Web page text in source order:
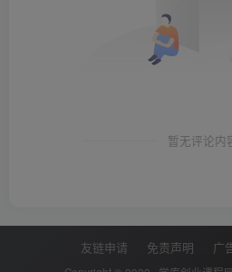
暂无评论内
友链申请 免责声明 广